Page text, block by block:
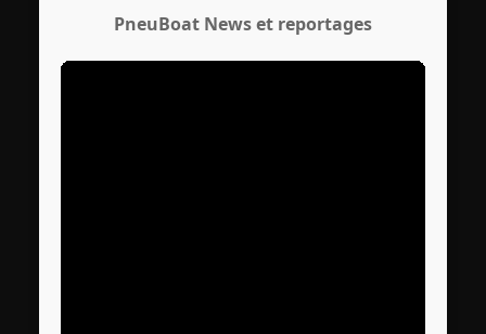
PneuBoat News et reportages